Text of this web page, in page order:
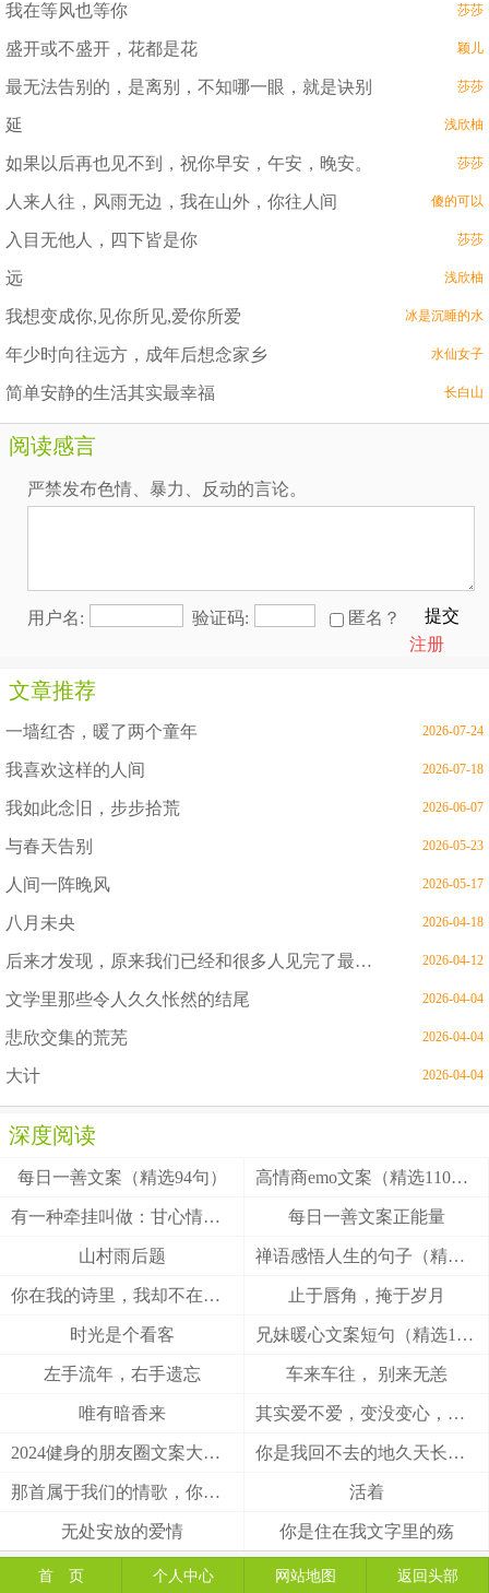
我在等风也等你 莎莎
盛开或不盛开，花都是花 颖儿
最无法告别的，是离别，不知哪一眼，就是诀别 莎莎
延 浅欣柚
如果以后再也见不到，祝你早安，午安，晚安。 莎莎
人来人往，风雨无边，我在山外，你往人间 傻的可以
入目无他人，四下皆是你 莎莎
远 浅欣柚
我想变成你,见你所见,爱你所爱 冰是沉睡的水
年少时向往远方，成年后想念家乡 水仙女子
简单安静的生活其实最幸福 长白山
阅读感言
严禁发布色情、暴力、反动的言论。
用户名: 验证码: 匿名？
提交
注册
文章推荐
一墙红杏，暖了两个童年 2026-07-24
我喜欢这样的人间 2026-07-18
我如此念旧，步步拾荒 2026-06-07
与春天告别 2026-05-23
人间一阵晚风 2026-05-17
八月未央 2026-04-18
后来才发现，原来我们已经和很多人见完了最后一面 2026-04-12
文学里那些令人久久怅然的结尾 2026-04-04
悲欣交集的荒芜 2026-04-04
大计 2026-04-04
深度阅读
每日一善文案（精选94句） 高情商emo文案（精选110句）
有一种牵挂叫做：甘心情愿！ 每日一善文案正能量
山村雨后题 禅语感悟人生的句子（精选27句）
你在我的诗里，我却不在你的梦里 止于唇角，掩于岁月
时光是个看客 兄妹暖心文案短句（精选100句）
左手流年，右手遗忘 车来车往， 别来无恙
唯有暗香来 其实爱不爱，变没变心，身体最诚实
2024健身的朋友圈文案大全(精选49句) 你是我回不去的地久天长，我是你触不到的地老天荒
那首属于我们的情歌，你把结局唱给了谁 活着
无处安放的爱情 你是住在我文字里的殇
首 页 个人中心 网站地图 返回头部